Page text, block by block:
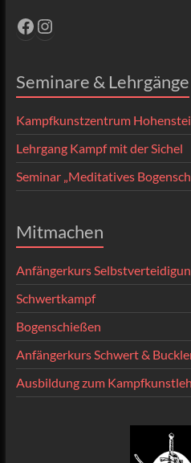
Facebook
Instagram
Seminare & Lehrgänge
Kampfkunstzentrum
Lehrgang Kampf mit der Sichel
Seminar „Meditatives
Mitmachen
Anfängerkurs
Schwertkampf
Bogenschießen
Anfängerkurs Schwert &
Ausbildung zum